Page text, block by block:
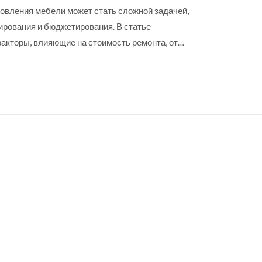
мебели может стать сложной задачей,
и бюджетирования. В статье
влияющие на стоимость ремонта, от
эффективности процесса обновления
качество и стоимость, чтобы создать